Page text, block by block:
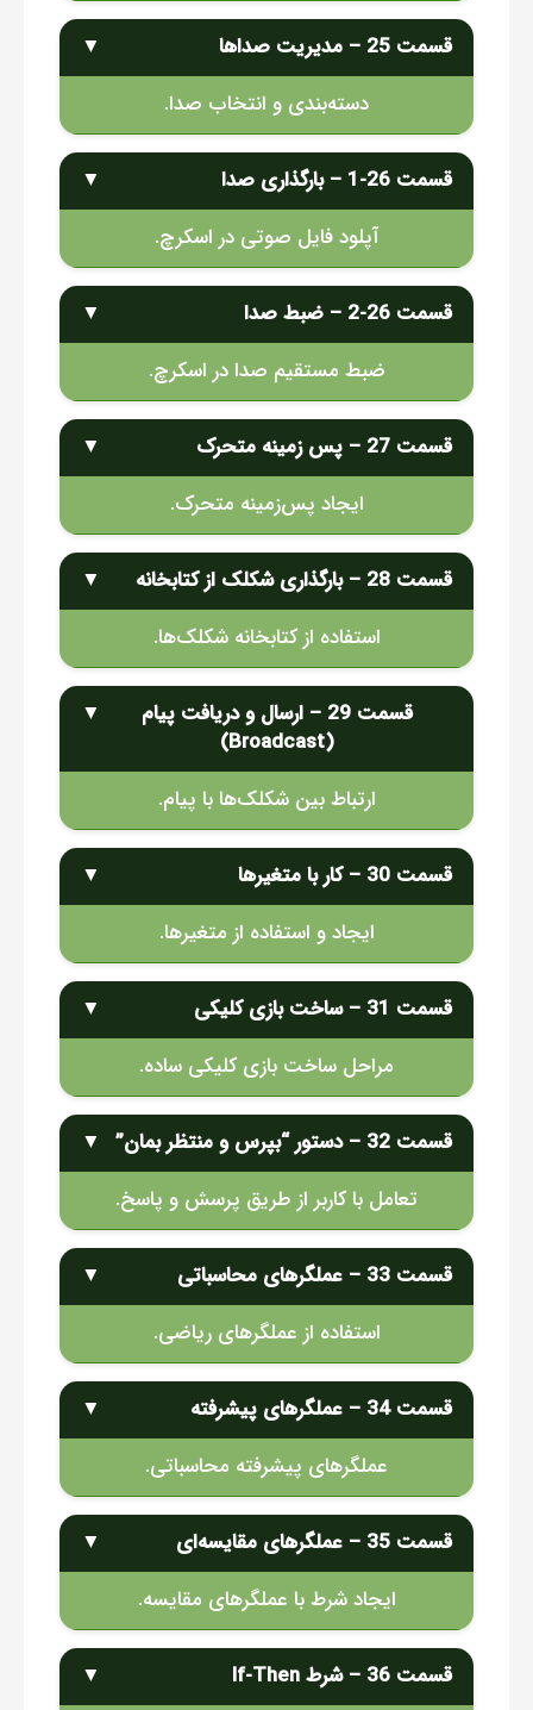
قسمت 25 – مدیریت صداها
▼
دسته‌بندی و انتخاب صدا.
قسمت 26-1 – بارگذاری صدا
▼
آپلود فایل صوتی در اسکرچ.
قسمت 26-2 – ضبط صدا
▼
ضبط مستقیم صدا در اسکرچ.
قسمت 27 – پس زمینه متحرک
▼
ایجاد پس‌زمینه متحرک.
قسمت 28 – بارگذاری شکلک از کتابخانه
▼
استفاده از کتابخانه شکلک‌ها.
قسمت 29 – ارسال و دریافت پیام
(Broadcast)
▼
ارتباط بین شکلک‌ها با پیام.
قسمت 30 – کار با متغیرها
▼
ایجاد و استفاده از متغیرها.
قسمت 31 – ساخت بازی کلیکی
▼
مراحل ساخت بازی کلیکی ساده.
قسمت 32 – دستور “بپرس و منتظر بمان”
▼
تعامل با کاربر از طریق پرسش و پاسخ.
قسمت 33 – عملگرهای محاسباتی
▼
استفاده از عملگرهای ریاضی.
قسمت 34 – عملگرهای پیشرفته
▼
عملگرهای پیشرفته محاسباتی.
قسمت 35 – عملگرهای مقایسه‌ای
▼
ایجاد شرط با عملگرهای مقایسه.
قسمت 36 – شرط If-Then
▼